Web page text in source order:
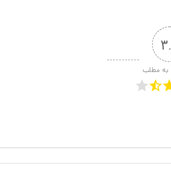
مطلب